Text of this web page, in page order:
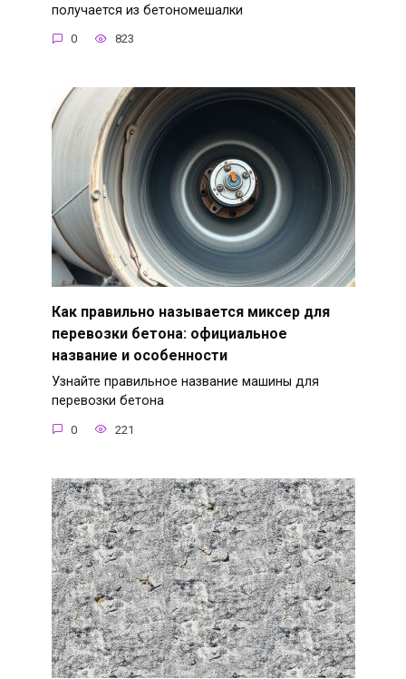
получается из бетономешалки
0 823
Как правильно называется миксер для
перевозки бетона: официальное
название и особенности
Узнайте правильное название машины для
перевозки бетона
0 221